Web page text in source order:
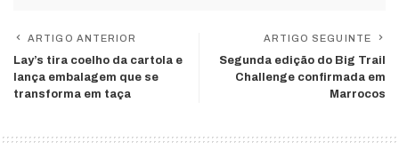
ARTIGO ANTERIOR
Lay’s tira coelho da cartola e
lança embalagem que se
transforma em taça
ARTIGO SEGUINTE
Segunda edição do Big Trail
Challenge confirmada em
Marrocos